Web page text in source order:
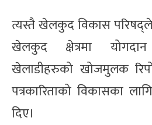
त्यस्तै खेलकुद विकास
खेलकुद क्षेत्रमा
खेलाडीहरुको खोजमुलक‌
पत्रकारिताको विकासका‌
दिए।